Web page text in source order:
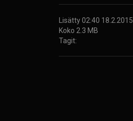
Lisätty 02:40 18.2.2015
Koko 2.3 MB
Tagit: